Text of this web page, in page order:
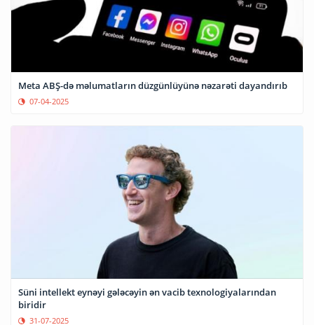
Meta ABŞ-də məlumatların düzgünlüyünə nəzarəti dayandırıb
07-04-2025
Süni intellekt eynəyi gələcəyin ən vacib texnologiyalarından
biridir
31-07-2025